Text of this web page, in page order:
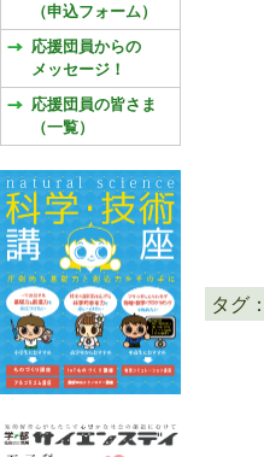
タグ：
（申込フォーム）
応援団員からの
メッセージ！
応援団員の皆さま
（一覧）